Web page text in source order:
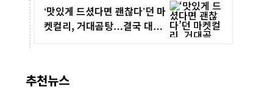
‘맛있게 드셨다면 괜찮다’던 마
켓컬리, 거대곰탕…결국 대장
추천뉴스